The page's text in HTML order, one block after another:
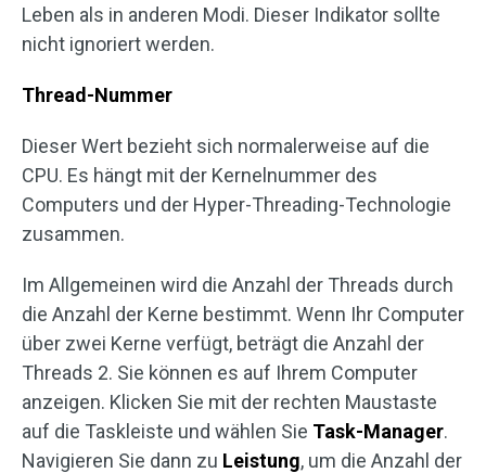
Leben als in anderen Modi. Dieser Indikator sollte
nicht ignoriert werden.
Thread-Nummer
Dieser Wert bezieht sich normalerweise auf die
CPU. Es hängt mit der Kernelnummer des
Computers und der Hyper-Threading-Technologie
zusammen.
Im Allgemeinen wird die Anzahl der Threads durch
die Anzahl der Kerne bestimmt. Wenn Ihr Computer
über zwei Kerne verfügt, beträgt die Anzahl der
Threads 2. Sie können es auf Ihrem Computer
anzeigen. Klicken Sie mit der rechten Maustaste
auf die Taskleiste und wählen Sie Task-Manager.
Navigieren Sie dann zu Leistung, um die Anzahl der